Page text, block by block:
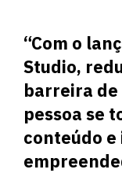
“Com o
Studio,
barreira
pessoa se
conteúdo